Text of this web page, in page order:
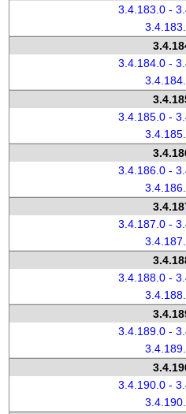
3.4.183.0 -
3.4.184.0 -
3.4.185.0 -
3.4.186.0 -
3.4.187.0 -
3.4.188.0 -
3.4.189.0 -
3.4.190.0 -